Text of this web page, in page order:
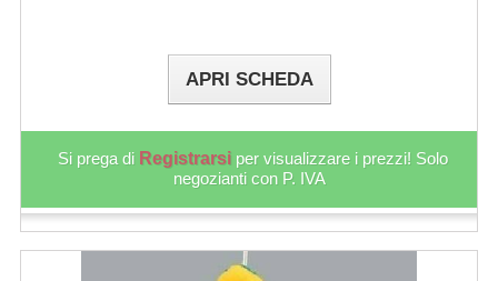
APRI SCHEDA
Si prega di Registrarsi per visualizzare i prezzi! Solo
negozianti con P. IVA